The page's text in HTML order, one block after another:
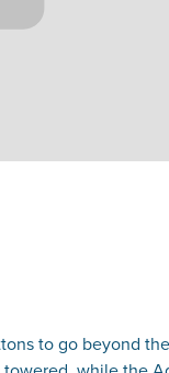
to go beyond